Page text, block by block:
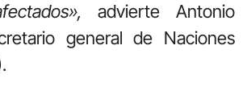
advierte Antonio
general de Naciones